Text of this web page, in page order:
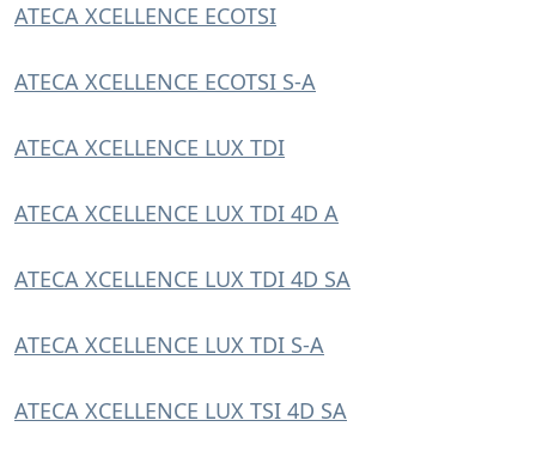
ATECA XCELLENCE ECOTSI
ATECA XCELLENCE ECOTSI S-A
ATECA XCELLENCE LUX TDI
ATECA XCELLENCE LUX TDI 4D A
ATECA XCELLENCE LUX TDI 4D SA
ATECA XCELLENCE LUX TDI S-A
ATECA XCELLENCE LUX TSI 4D SA